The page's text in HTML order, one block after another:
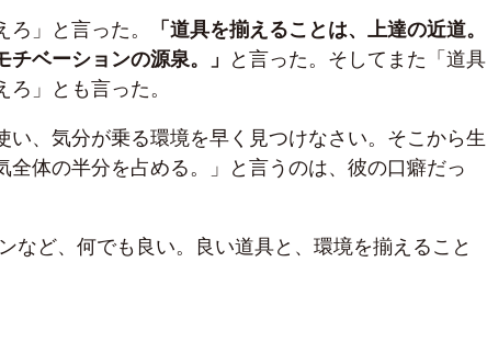
」と言った。
「道具を揃えることは、上達の近道。
ベーションの源泉。」
と言った。そしてまた「道具
」とも言った。
い、気分が乗る環境を早く見つけなさい。そこから生
全体の半分を占める。」と言うのは、彼の口癖だっ
など、何でも良い。良い道具と、環境を揃えること